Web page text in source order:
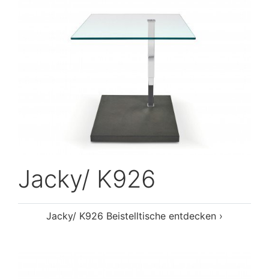
Jacky/ K926
Jacky/ K926 Beistelltische entdecken ›